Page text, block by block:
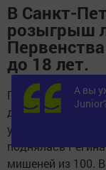
В Санкт-
розыгрыш
до 18 лет.
Первый день
две медали. В
упражнении
поднялась
мишеней из 100.
А вы